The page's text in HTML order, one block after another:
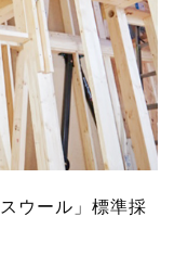
ウール」標準採